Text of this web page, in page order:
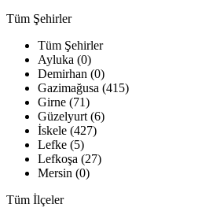
Tüm Şehirler
Tüm Şehirler
Ayluka (0)
Demirhan (0)
Gazimağusa (415)
Girne (71)
Güzelyurt (6)
İskele (427)
Lefke (5)
Lefkoşa (27)
Mersin (0)
Tüm İlçeler